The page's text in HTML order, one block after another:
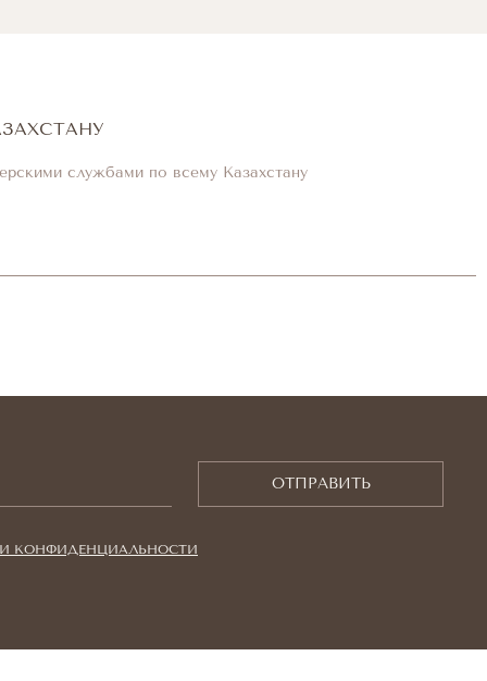
службами по всему Казахстану
КОНФИДЕНЦИАЛЬНОСТИ
ОТПРАВИТЬ